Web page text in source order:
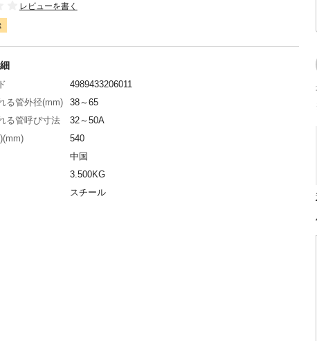
レビューを書く
4989433206011
る管外径(mm)
38～65
る管呼び寸法
32～50A
540
中国
3.500KG
スチール